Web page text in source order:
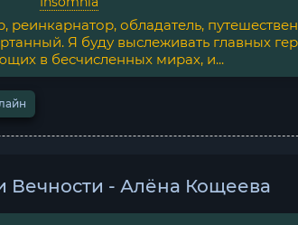
реинкарнатор, обладатель,
Я буду выслеживать главных
в бесчисленных мирах, и...
Вечности - Алёна Кощеева